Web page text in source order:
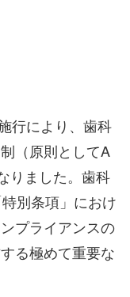
行により、歯科
（原則としてA
りました。歯科
別条項」におけ
プライアンスの
る極めて重要な